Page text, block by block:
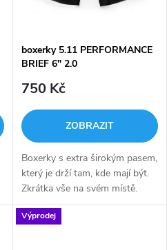
boxerky 5.11 PERFORMANCE
BRIEF 6" 2.0
750 Kč
ZOBRAZIT
Boxerky s extra širokým pasem,
který je drží tam, kde mají být.
Zkrátka vše na svém místě.
Výprodej